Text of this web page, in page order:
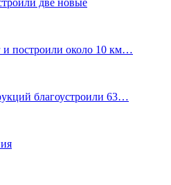
две новые
и построили около 10 км…
благоустроили 63…